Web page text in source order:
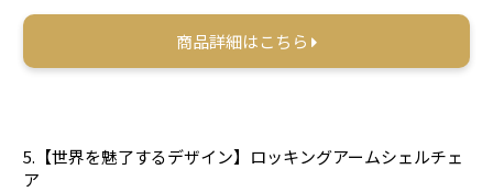
商品詳細はこちら
5.【世界を魅了するデザイン】ロッキングアームシェルチェ
ア